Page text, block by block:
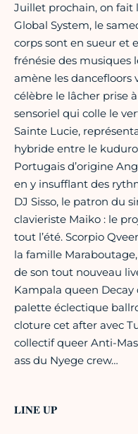
Juillet prochain, on fait
Global System, le
corps sont en sueur et
frénésie des musiques
amène les dancefloors
célèbre le lâcher prise
sensoriel qui colle le
Sainte Lucie,
hybride entre le
Portugais d’origine
en y insufflant des
DJ Sisso, le patron du
clavieriste Maiko : le
tout l’été. Scorpio
la famille
de son tout nouveau
Kampala queen
palette éclectique
cloture cet after avec
collectif queer Anti-
ass du Nyege crew…
𝐋𝐈𝐍𝐄 𝐔𝐏